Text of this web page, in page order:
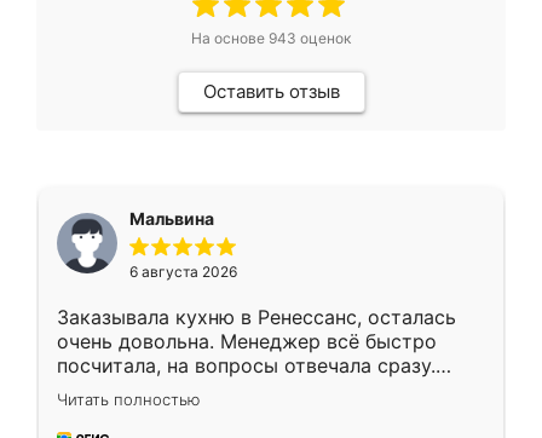
На основе 943 оценок
Оставить отзыв
Мальвина
6 августа 2026
Заказывала кухню в Ренессанс, осталась
очень довольна. Менеджер всё быстро
посчитала, на вопросы отвечала сразу.
Замерщик приехал в субботу, подошёл к
делу со всей ответственностью. Собрали
Читать полностью